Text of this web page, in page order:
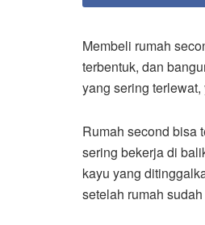
Membeli rumah
terbentuk, dan
yang sering
Rumah second bisa
sering bekerja di
kayu yang
setelah rumah